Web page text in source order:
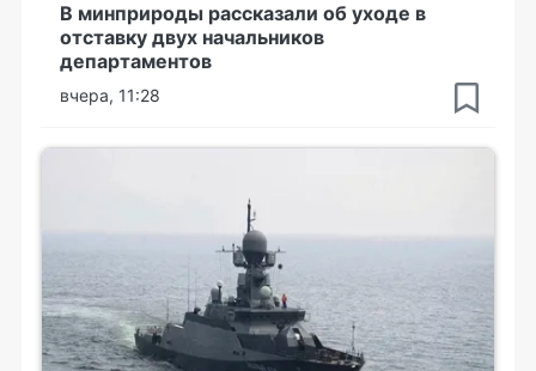
В минприроды рассказали об уходе в
отставку двух начальников
департаментов
вчера, 11:28